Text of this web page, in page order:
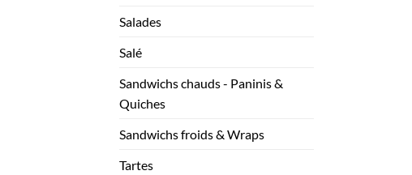
Salades
Salé
Sandwichs chauds - Paninis &
Quiches
Sandwichs froids & Wraps
Tartes